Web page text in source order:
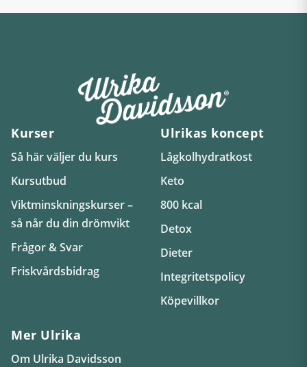
Kurser
Så här väljer du kurs
Kursutbud
Viktminskningskurser –
så når du din drömvikt
Frågor & Svar
Friskvårdsbidrag
Ulrikas koncept
Lågkolhydratkost
Keto
800 kcal
Detox
Dieter
Integritetspolicy
Köpevillkor
Mer Ulrika
Om Ulrika Davidsson